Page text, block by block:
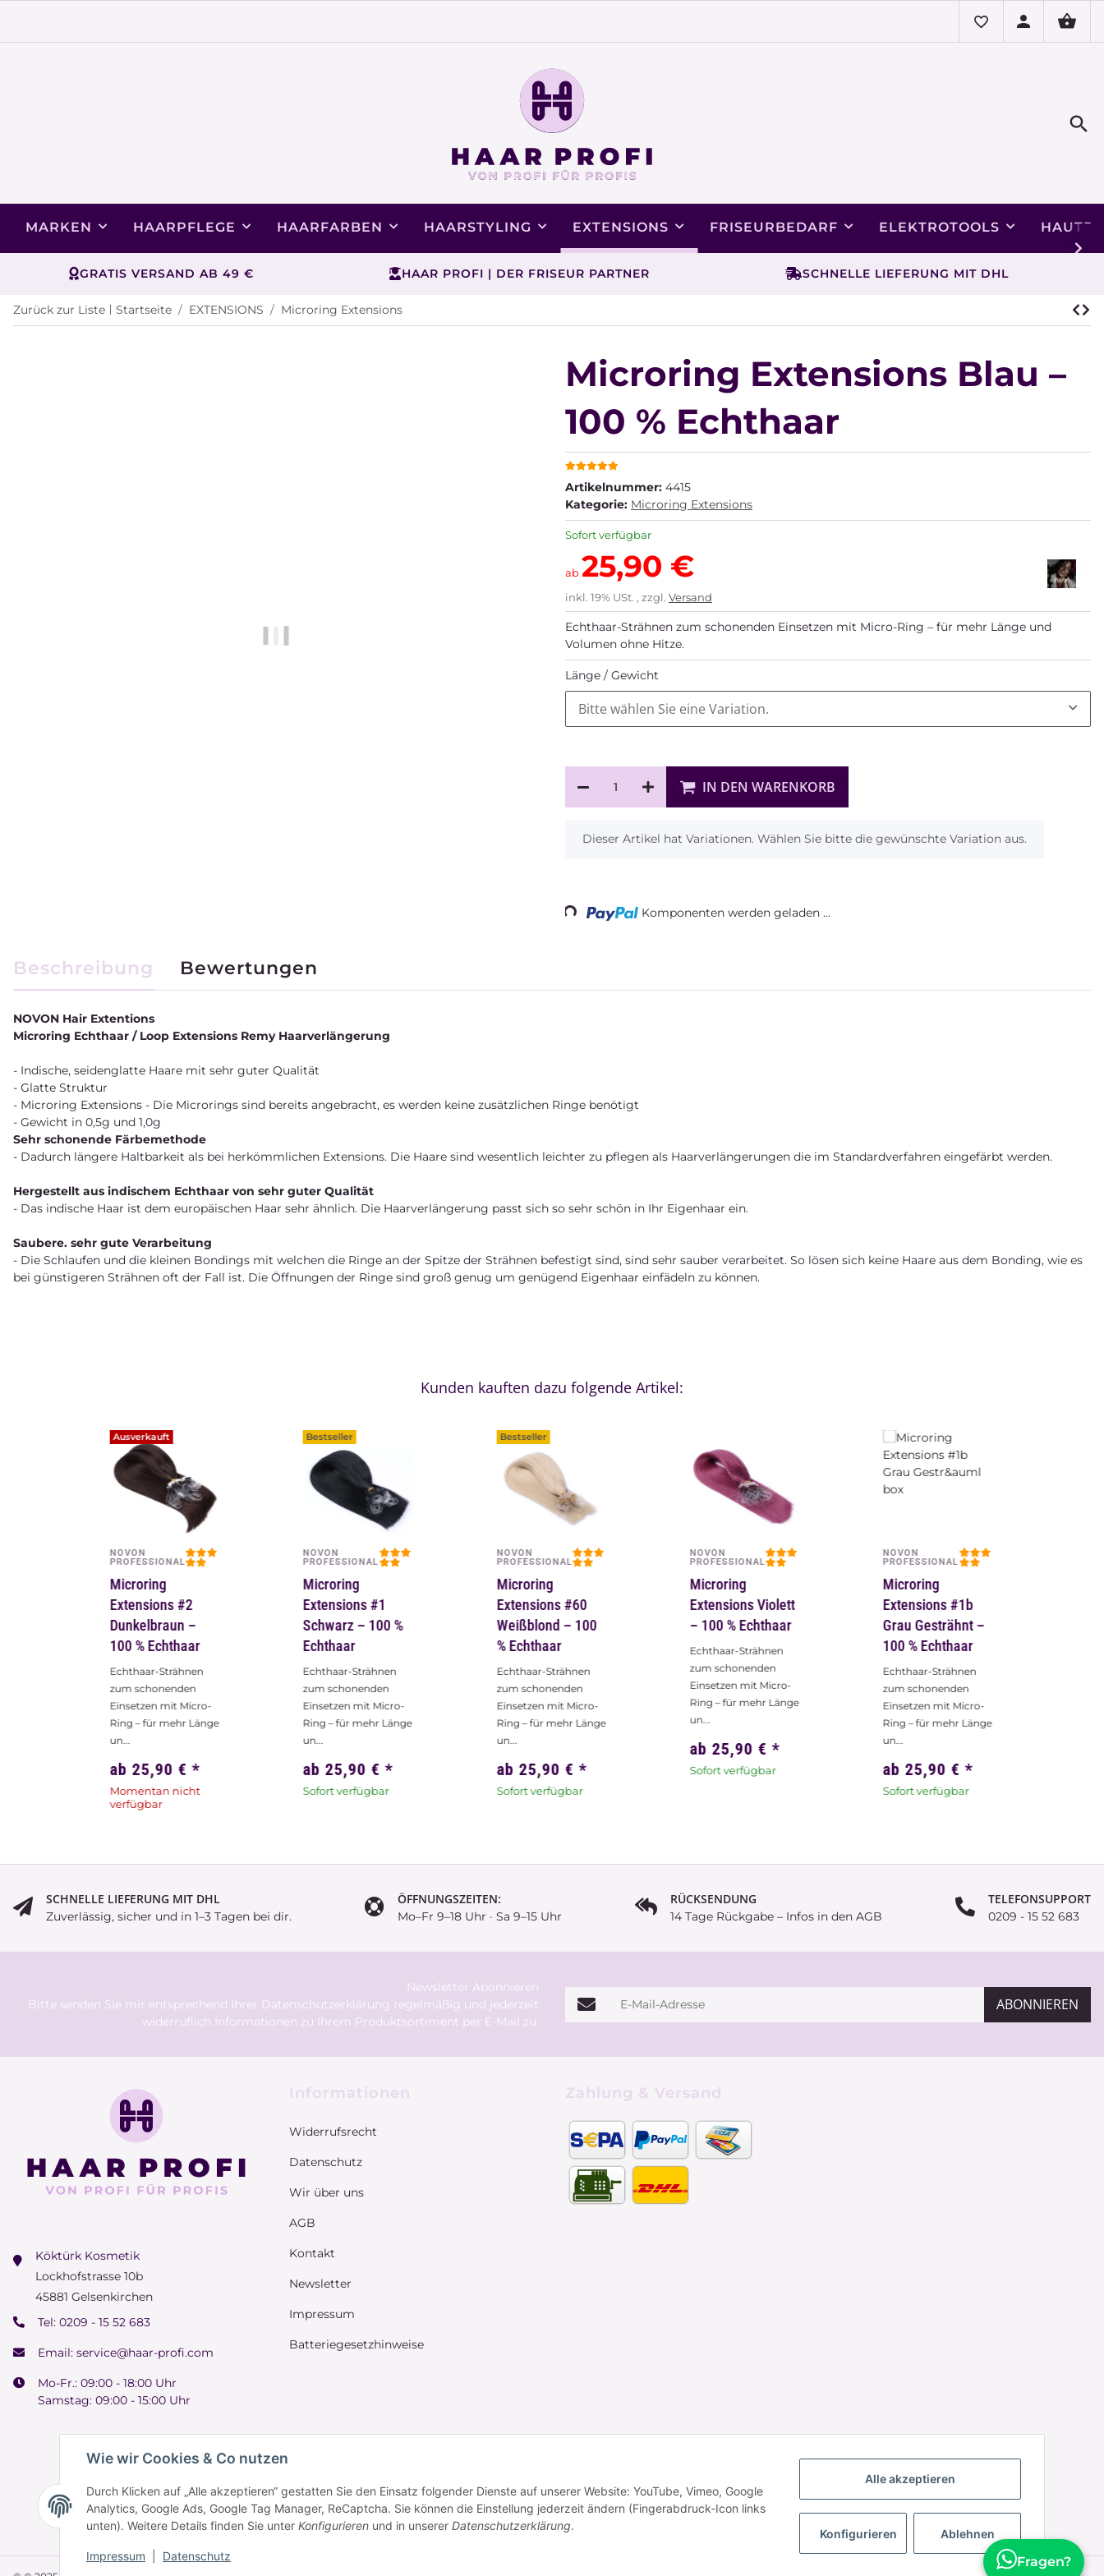
Wie wir Cookies & Co nutzen
Durch Klicken auf „Alle akzeptieren“ gestatten Sie den Einsatz folgender Dienste auf unserer Website: YouTube, Vimeo, Google
Analytics, Google Ads, Google Tag Manager, ReCaptcha. Sie können die Einstellung jederzeit ändern (Fingerabdruck-Icon links
unten). Weitere Details finden Sie unter Konfigurieren und in unserer Datenschutzerklärung.
Impressum Datenschutz
Alle akzeptieren
Konfigurieren Ablehnen
MARKEN HAARPFLEGE HAARFARBEN HAARSTYLING EXTENSIONS FRISEURBEDARF ELEKTROTOOLS
GRATIS VERSAND AB 49 € HAAR PROFI | DER FRISEUR PARTNER SCHNELLE LIEFERUNG MIT DHL
Zurück zur Liste Startseite EXTENSIONS Microring Extensions
Microring Extensions Blau –
100 % Echthaar
Artikelnummer: 4415
Kategorie: Microring Extensions
Sofort verfügbar
ab25,90 €
inkl. 19% USt. , zzgl. Versand
Echthaar-Strähnen zum schonenden Einsetzen mit Micro-Ring – für mehr Länge und
Volumen ohne Hitze.
Länge / Gewicht
Bitte wählen Sie eine Variation.
IN DEN WARENKORB
x
Dieser Artikel hat Variationen. Wählen Sie bitte die gewünschte Variation aus.
Loading... Komponenten werden geladen ...
Beschreibung Bewertungen
NOVON Hair Extentions
Microring Echthaar / Loop Extensions Remy Haarverlängerung
- Indische, seidenglatte Haare mit sehr guter Qualität
- Glatte Struktur
- Microring Extensions - Die Microrings sind bereits angebracht, es werden keine zusätzlichen Ringe benötigt
- Gewicht in 0,5g und 1,0g
Sehr schonende Färbemethode
- Dadurch längere Haltbarkeit als bei herkömmlichen Extensions. Die Haare sind wesentlich leichter zu pflegen als Haarverlängerungen die im Standardverfahren eingefärbt werden.
Hergestellt aus indischem Echthaar von sehr guter Qualität
- Das indische Haar ist dem europäischen Haar sehr ähnlich. Die Haarverlängerung passt sich so sehr schön in Ihr Eigenhaar ein.
Saubere. sehr gute Verarbeitung
- Die Schlaufen und die kleinen Bondings mit welchen die Ringe an der Spitze der Strähnen befestigt sind, sind sehr sauber verarbeitet. So lösen sich keine Haare aus dem Bonding, wie es
bei günstigeren Strähnen oft der Fall ist. Die Öffnungen der Ringe sind groß genug um genügend Eigenhaar einfädeln zu können.
Kunden kauften dazu folgende Artikel:
Ausverkauft
NOVON
PROFESSIONAL
Microring
Extensions #2
Dunkelbraun –
100 % Echthaar
Echthaar-Strähnen
zum schonenden
Einsetzen mit Micro-
Ring – für mehr Länge
un...
ab 25,90 €*
Momentan nicht
verfügbar
Bestseller
NOVON
PROFESSIONAL
Microring
Extensions #1
Schwarz – 100 %
Echthaar
Echthaar-Strähnen
zum schonenden
Einsetzen mit Micro-
Ring – für mehr Länge
un...
ab 25,90 €*
Sofort verfügbar
Bestseller
NOVON
PROFESSIONAL
Microring
Extensions #60
Weißblond – 100
% Echthaar
Echthaar-Strähnen
zum schonenden
Einsetzen mit Micro-
Ring – für mehr Länge
un...
ab 25,90 €*
Sofort verfügbar
NOVON
PROFESSIONAL
Microring
Extensions Violett
– 100 % Echthaar
Echthaar-Strähnen
zum schonenden
Einsetzen mit Micro-
Ring – für mehr Länge
un...
ab 25,90 €*
Sofort verfügbar
NOVON
PROFESSIONAL
Microring
Extensions #1b
Grau Gesträhnt –
100 % Echthaar
Echthaar-Strähnen
zum schonenden
Einsetzen mit Micro-
Ring – für mehr Länge
un...
ab 25,90 €*
Sofort verfügbar
SCHNELLE LIEFERUNG MIT DHL
Zuverlässig, sicher und in 1–3 Tagen bei dir.
ÖFFNUNGSZEITEN:
Mo–Fr 9–18 Uhr · Sa 9–15 Uhr
RÜCKSENDUNG
14 Tage Rückgabe – Infos in den AGB
TELEFONSUPPORT
0209 - 15 52 683
Newsletter Abonnieren
Bitte senden Sie mir entsprechend Ihrer Datenschutzerklärung regelmäßig und jederzeit
widerruflich Informationen zu Ihrem Produktsortiment per E-Mail zu.
E-Mail-Adresse ABONNIEREN
Köktürk Kosmetik
Lockhofstrasse 10b
45881 Gelsenkirchen
Tel: 0209 - 15 52 683
Email: service@haar-profi.com
Mo-Fr.: 09:00 - 18:00 Uhr
Samstag: 09:00 - 15:00 Uhr
Informationen
Widerrufsrecht
Datenschutz
Wir über uns
AGB
Kontakt
Newsletter
Impressum
Batteriegesetzhinweise
Zahlung & Versand
* Alle Preise inkl. gesetzlicher USt., zzgl.
Fragen?